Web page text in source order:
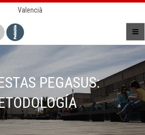
Valencià
PEGASUS: